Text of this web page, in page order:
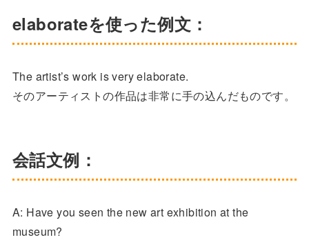
elaborateを使った例文：
The artist’s work is very elaborate.
そのアーティストの作品は非常に手の込んだものです。
会話文例：
A: Have you seen the new art exhibition at the
museum?